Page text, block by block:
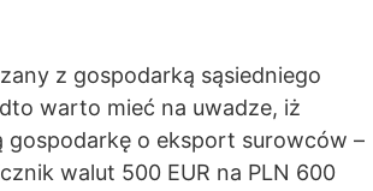
z gospodarką sąsiedniego
warto mieć na uwadze, iż
gospodarkę o eksport surowców –
walut 500 EUR na PLN 600